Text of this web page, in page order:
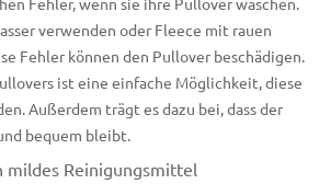
verwenden oder Fleece mit rauen
Fehler können den Pullover beschädigen.
ist eine einfache Möglichkeit, diese
Außerdem trägt es dazu bei, dass der
bequem bleibt.
mildes Reinigungsmittel